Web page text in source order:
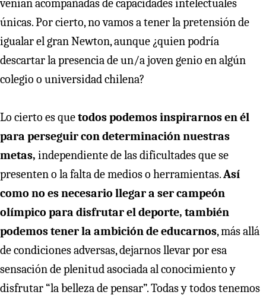
venían acompañadas de capacidades intelectuales
únicas. Por cierto, no vamos a tener la pretensión de
igualar el gran Newton, aunque ¿quien podría
descartar la presencia de un/a joven genio en algún
colegio o universidad chilena?
Lo cierto es quetodos podemos inspirarnos en él
para perseguir con determinación nuestras
metas, independiente de las dificultades que se
presenten o la falta de medios o herramientas.Así
como no es necesario llegar a ser campeón
olímpico para disfrutar el deporte, también
podemos tener la ambición de educarnos, más allá
de condiciones adversas, dejarnos llevar por esa
sensación de plenitud asociada al conocimiento y
disfrutar “la belleza de pensar”. Todas y todos tenemos